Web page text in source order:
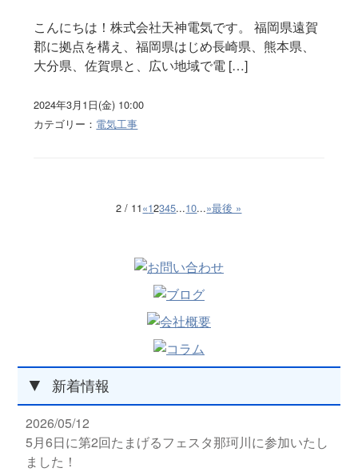
こんにちは！株式会社天神電気です。 福岡県遠賀
郡に拠点を構え、福岡県はじめ長崎県、熊本県、
大分県、佐賀県と、広い地域で電 […]
2024年3月1日(金) 10:00
カテゴリー： 電気工事
2 / 11«12345...10...»最後 »
▼ 新着情報
2026/05/12
5月6日に第2回たまげるフェスタ那珂川に参加いたし
ました！